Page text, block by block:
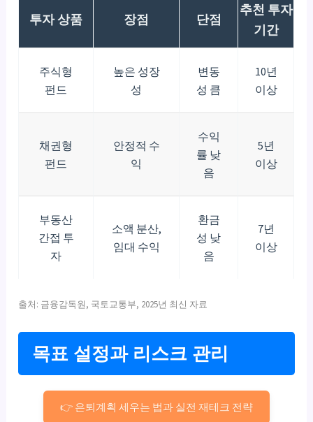
투자 상품 장점 단점
추천 투자
기간
주식형
펀드
높은 성장
성
변동
성 큼
10년
이상
채권형
펀드
안정적 수
익
수익
률 낮
음
5년
이상
부동산
간접 투
자
소액 분산,
임대 수익
환금
성 낮
음
7년
이상
출처: 금융감독원, 국토교통부, 2025년 최신 자료
목표 설정과 리스크 관리
👉 은퇴계획 세우는 법과 실전 재테크 전략